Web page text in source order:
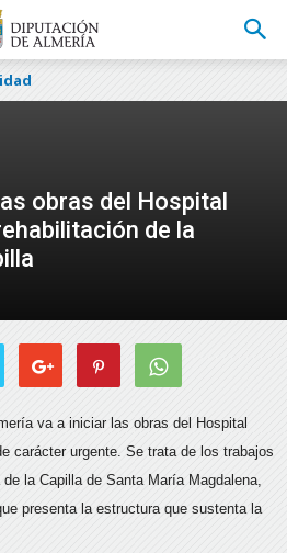
obras del Hospital
de la
va a iniciar las obras del Hospital
carácter urgente. Se trata de los trabajos
la Capilla de Santa María Magdalena,
presenta la estructura que sustenta la